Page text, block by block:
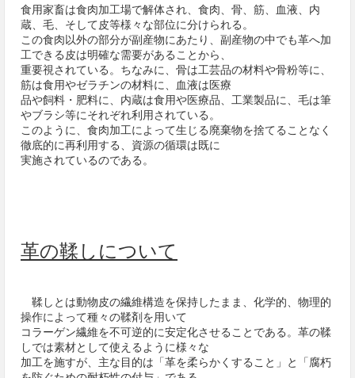
食用家畜は食肉加工場で解体され、食肉、骨、筋、血液、内
蔵、毛、そして皮等様々な部位に分けられる。
この食肉以外の部分が副産物にあたり、副産物の中でも革へ加
工できる皮は明確な需要があることから、
重要視されている。ちなみに、骨は工芸品の材料や骨粉等に、
筋は食用やゼラチンの材料に、血液は医療
品や飼料・肥料に、内蔵は食用や医療品、工業製品に、毛は筆
やブラシ等にそれぞれ利用されている。
このように、食肉加工によって生じる廃棄物を捨てることなく
徹底的に再利用する、資源の循環は既に
実施されているのである。
革の鞣しについて
鞣しとは動物皮の繊維構造を保持したまま、化学的、物理的
操作によって種々の鞣剤を用いて
コラーゲン繊維を不可逆的に安定化させることである。革の鞣
しでは素材として使えるように様々な
加工を施すが、主な目的は「革を柔らかくすること」と「腐朽